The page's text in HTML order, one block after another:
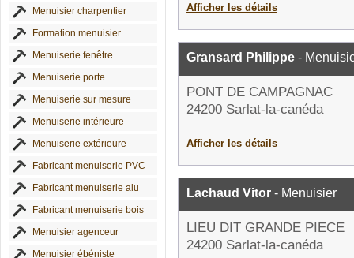
Menuisier charpentier
Formation menuisier
Menuiserie fenêtre
Menuiserie porte
Menuiserie sur mesure
Menuiserie intérieure
Menuiserie extérieure
Fabricant menuiserie PVC
Fabricant menuiserie alu
Fabricant menuiserie bois
Menuisier agenceur
Menuisier ébéniste
Afficher les détails
Gransard Philippe -
PONT DE CAMPAGNAC
24200 Sarlat-la-canéda
Afficher les détails
Lachaud Vitor - Menuisier
LIEU DIT GRANDE PIECE
24200 Sarlat-la-canéda